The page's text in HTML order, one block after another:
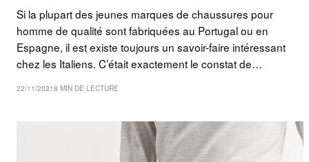
Si la plupart des jeunes marques de chaussures pour
homme de qualité sont fabriquées au Portugal ou en
Espagne, il est existe toujours un savoir-faire intéressant
chez les Italiens. C’était exactement le constat de…
22/11/20218 MIN DE LECTURE